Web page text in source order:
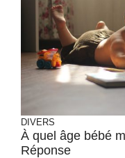
DIVERS
À quel âge bébé
Réponse